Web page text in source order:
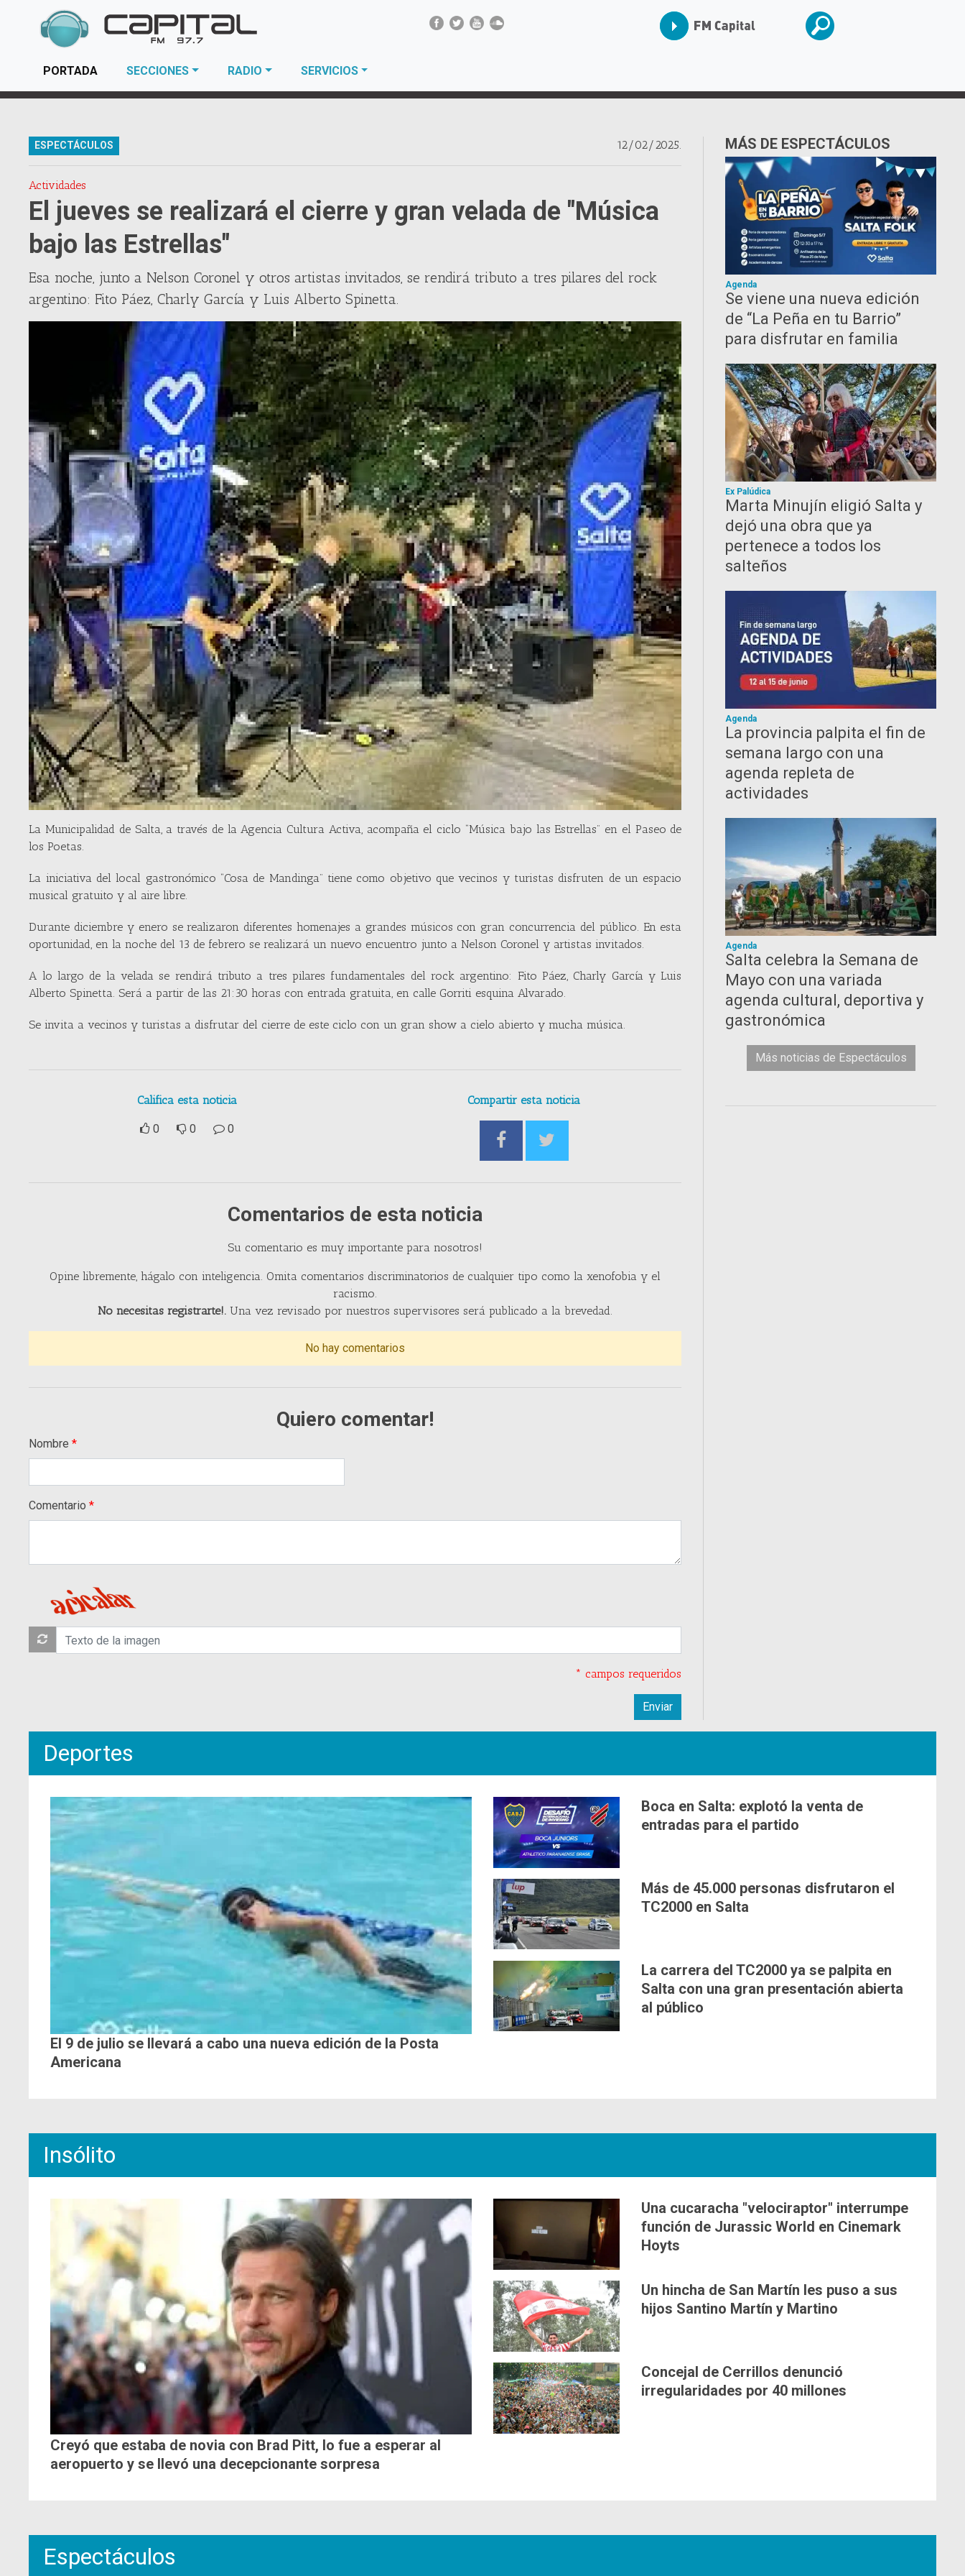
PORTADA(current)SECCIONES RADIO SERVICIOS
12/02/2025.
ESPECTÁCULOS
Actividades
El jueves se realizará el cierre y gran velada de "Música
bajo las Estrellas"
Esa noche, junto a Nelson Coronel y otros artistas invitados, se rendirá tributo a tres pilares del rock
argentino: Fito Páez, Charly García y Luis Alberto Spinetta.
La Municipalidad de Salta, a través de la Agencia Cultura Activa, acompaña el ciclo “Música bajo las Estrellas” en el Paseo de
los Poetas.
La iniciativa del local gastronómico “Cosa de Mandinga” tiene como objetivo que vecinos y turistas disfruten de un espacio
musical gratuito y al aire libre.
Durante diciembre y enero se realizaron diferentes homenajes a grandes músicos con gran concurrencia del público. En esta
oportunidad, en la noche del 13 de febrero se realizará un nuevo encuentro junto a Nelson Coronel y artistas invitados.
A lo largo de la velada se rendirá tributo a tres pilares fundamentales del rock argentino: Fito Páez, Charly García y Luis
Alberto Spinetta. Será a partir de las 21:30 horas con entrada gratuita, en calle Gorriti esquina Alvarado.
Se invita a vecinos y turistas a disfrutar del cierre de este ciclo con un gran show a cielo abierto y mucha música.
Califica esta noticia
0 0 0
Compartir esta noticia
Comentarios de esta noticia
Su comentario es muy importante para nosotros!
Opine libremente, hágalo con inteligencia. Omita comentarios discriminatorios de cualquier tipo como la xenofobia y el
racismo.
No necesitas registrarte!. Una vez revisado por nuestros supervisores será publicado a la brevedad.
No hay comentarios
Quiero comentar!
Nombre
Comentario
* campos requeridos
MÁS DE ESPECTÁCULOS
Agenda
Se viene una nueva edición
de “La Peña en tu Barrio”
para disfrutar en familia
Ex Palúdica
Marta Minujín eligió Salta y
dejó una obra que ya
pertenece a todos los
salteños
Agenda
La provincia palpita el fin de
semana largo con una
agenda repleta de
actividades
Agenda
Salta celebra la Semana de
Mayo con una variada
agenda cultural, deportiva y
gastronómica
Más noticias de Espectáculos
Deportes
El 9 de julio se llevará a cabo una nueva edición de la Posta
Americana
Boca en Salta: explotó la venta de
entradas para el partido
Más de 45.000 personas disfrutaron el
TC2000 en Salta
La carrera del TC2000 ya se palpita en
Salta con una gran presentación abierta
al público
Insólito
Creyó que estaba de novia con Brad Pitt, lo fue a esperar al
aeropuerto y se llevó una decepcionante sorpresa
Una cucaracha "velociraptor" interrumpe
función de Jurassic World en Cinemark
Hoyts
Un hincha de San Martín les puso a sus
hijos Santino Martín y Martino
Concejal de Cerrillos denunció
irregularidades por 40 millones
Espectáculos